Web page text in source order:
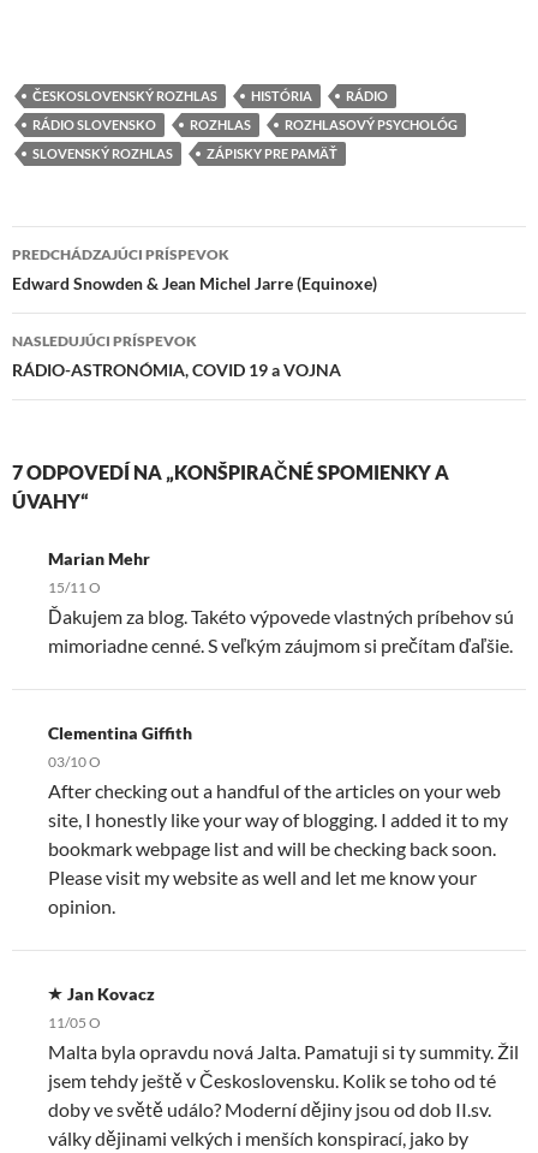
ČESKOSLOVENSKÝ ROZHLAS HISTÓRIA
RÁDIO
RÁDIO SLOVENSKO
ROZHLAS
ROZHLASOVÝ PSYCHOLÓG
SLOVENSKÝ ROZHLAS
ZÁPISKY PRE PAMÄŤ
Navigácia
článkami
PREDCHÁDZAJÚCI PRÍSPEVOK
Edward Snowden & Jean Michel Jarre (Equinoxe)
NASLEDUJÚCI PRÍSPEVOK
RÁDIO-ASTRONÓMIA, COVID 19 a VOJNA
7 ODPOVEDÍ NA „KONŠPIRAČNÉ SPOMIENKY A
ÚVAHY“
Marian Mehr
15/11 O
Ďakujem za blog. Takéto výpovede vlastných príbehov sú
mimoriadne cenné. S veľkým záujmom si prečítam ďaľšie.
Clementina Giffith
03/10 O
After checking out a handful of the articles on your web
site, I honestly like your way of blogging. I added it to my
bookmark webpage list and will be checking back soon.
Please visit my website as well and let me know your
opinion.
Jan Kovacz
11/05 O
Malta byla opravdu nová Jalta. Pamatuji si ty summity. Žil
jsem tehdy ještě v Československu. Kolik se toho od té
doby ve světě událo? Moderní dějiny jsou od dob II.sv.
války dějinami velkých i menších konspirací, jako by